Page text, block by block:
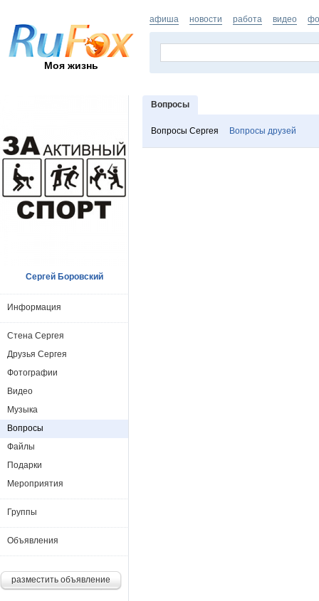
Моя жизнь
афиша новости работа видео
Вопросы
Вопросы Сергея Вопросы друзей
Сергей Боровский
Информация
Стена Сергея
Друзья Сергея
Фотографии
Видео
Музыка
Вопросы
Файлы
Подарки
Мероприятия
Группы
Объявления
разместить объявление